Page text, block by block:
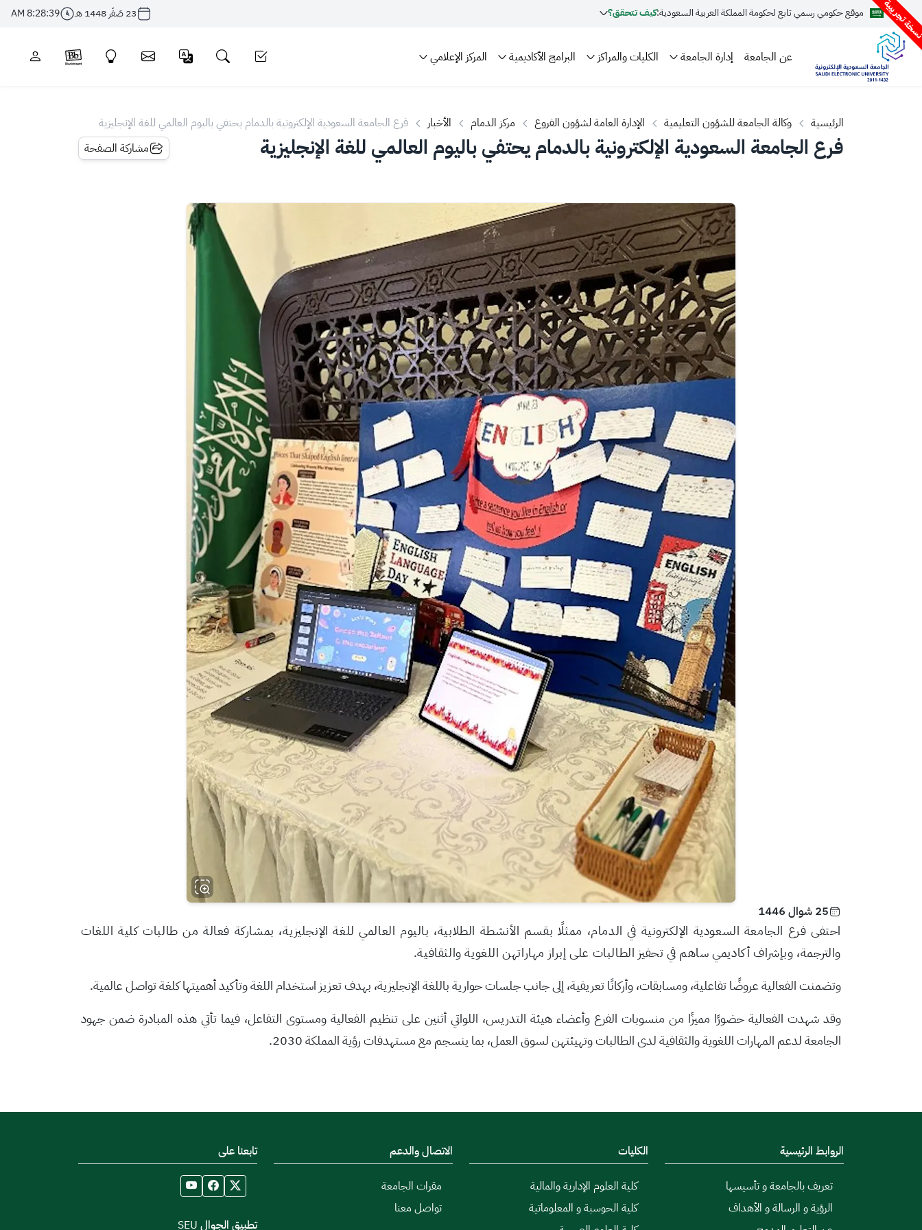
تجريبية موقع حكومي رسمي تابع لحكومة المملكة العربية السعودية:كيف تتحقق؟ 23 صَفَر 1448 هـ 8:28:39 AM
عن الجامعة إدارة الجامعة الكليات والمراكز البرامج الأكاديمية المركز الإعلامي
الرئيسية وكالة الجامعة للشؤون التعليمية الإدارة العامة لشؤون الفروع مركز الدمام الأخبار فرع الجامعة السعودية الإلكترونية بالدمام يحتفي باليوم العالمي للغة الإنجليزية
فرع الجامعة السعودية الإلكترونية بالدمام يحتفي باليوم العالمي للغة الإنجليزية مشاركة الصفحة
25 شوال 1446
احتفى فرع الجامعة السعودية الإلكترونية في الدمام، ممثلًا بقسم الأنشطة الطلابية، باليوم العالمي للغة الإنجليزية، بمشاركة فعالة من طالبات كلية اللغات
والترجمة، وبإشراف أكاديمي ساهم في تحفيز الطالبات على إبراز مهاراتهن اللغوية والثقافية.
وتضمنت الفعالية عروضًا تفاعلية، ومسابقات، وأركانًا تعريفية، إلى جانب جلسات حوارية باللغة الإنجليزية، بهدف تعزيز استخدام اللغة وتأكيد أهميتها كلغة تواصل عالمية.
وقد شهدت الفعالية حضورًا مميزًا من منسوبات الفرع وأعضاء هيئة التدريس، اللواتي أثنين على تنظيم الفعالية ومستوى التفاعل، فيما تأتي هذه المبادرة ضمن جهود
الجامعة لدعم المهارات اللغوية والثقافية لدى الطالبات وتهيئتهن لسوق العمل، بما ينسجم مع مستهدفات رؤية المملكة 2030
.
الروابط الرئيسية
تعريف بالجامعة و تأسيسها
الرؤية و الرسالة و الأهداف
الكليات
كلية العلوم الإدارية والمالية
كلية الحوسبة و المعلوماتية
الاتصال والدعم
مقرات الجامعة
تواصل معنا
تابعنا على
تطبيق الجوال SEU